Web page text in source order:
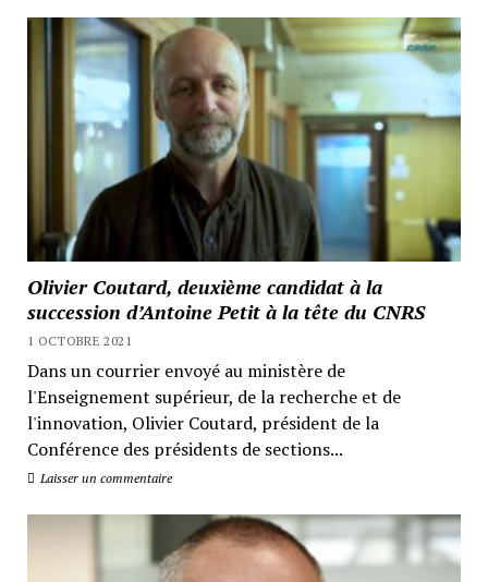
Olivier Coutard, deuxième candidat à la
succession d’Antoine Petit à la tête du CNRS
1 OCTOBRE 2021
Dans un courrier envoyé au ministère de
l'Enseignement supérieur, de la recherche et de
l'innovation, Olivier Coutard, président de la
Conférence des présidents de sections...
Laisser un commentaire